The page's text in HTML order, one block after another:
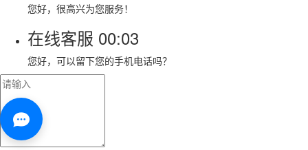
您好，很高兴为您服务！
在线客服 00:03
您好，可以留下您的手机电话吗？